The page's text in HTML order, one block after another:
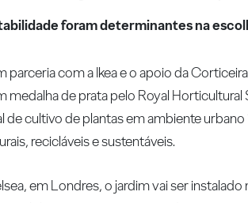
foram determinantes na
com a Ikea e o apoio da
medalha de prata pelo Royal
cultivo de plantas em ambiente urbano
recicláveis e sustentáveis.
em Londres, o jardim vai ser